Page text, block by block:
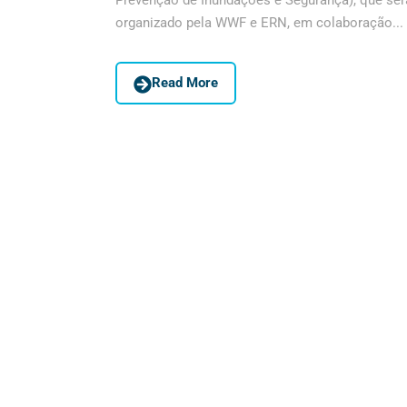
organizado pela WWF e ERN, em colaboração...
Read More